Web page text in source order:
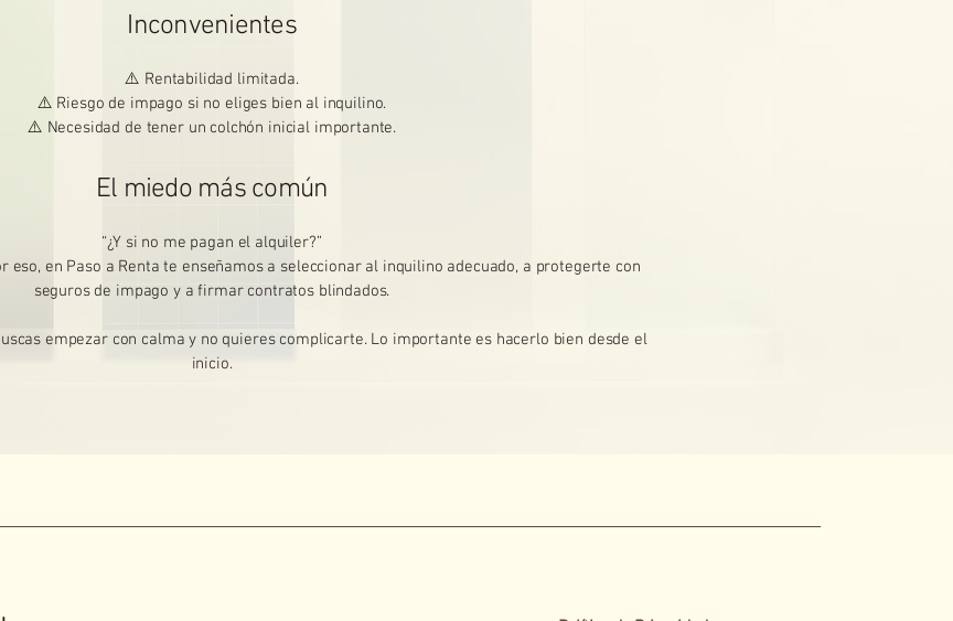
Inconvenientes
⚠️ Rentabilidad limitada.
⚠️ Riesgo de impago si no eliges bien al inquilino.
⚠️ Necesidad de tener un colchón inicial importante.
El miedo más común
“¿Y si no me pagan el alquiler?”
eso, en Paso a Renta te enseñamos a seleccionar al inquilino adecuado, a protegerte con
seguros de impago y a firmar contratos blindados.
empezar con calma y no quieres complicarte. Lo importante es hacerlo bien desde el
inicio.